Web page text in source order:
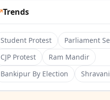
Trends
Student Protest
Parliament
CJP Protest
Ram Mandir
Bankipur By Election